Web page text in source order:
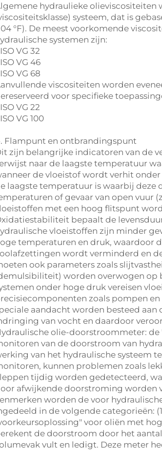
hydraulieke olieviscositeiten
systeem, dat is
°F). De meest voorkomende
systemen zijn:
VG 32
VG 46
VG 68
viscositeiten worden
voor specifieke
VG 22
VG 100
Flampunt en ontbrandingspunt
zijn belangrijke indicatoren van de
naar de laagste temperatuur
de vloeistof wordt verhit
laagste temperatuur is waarbij deze
of gevaar van open vuur
met een hoog flitspunt
bepaalt de
vloeistoffen zijn minder
temperaturen en druk, waardoor
wordt verminderd en
ook parameters zoals
worden overwogen op
onder hoge druk vereisen
zoals pompen
aandacht worden besteed
van vocht en daardoor
olie-doorstroommeter:
van de doorstroom van
van het hydraulische systeem
kunnen problemen zoals
tijdig worden gedetecteerd,
afwijkende doorstroming worden
worden de voor
in de volgende categorieën:
voor oliën met
de doorstroom door het
vult en ledigt. Deze meter